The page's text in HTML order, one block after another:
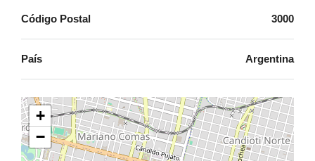
Código Postal 3000
País Argentina
+
−